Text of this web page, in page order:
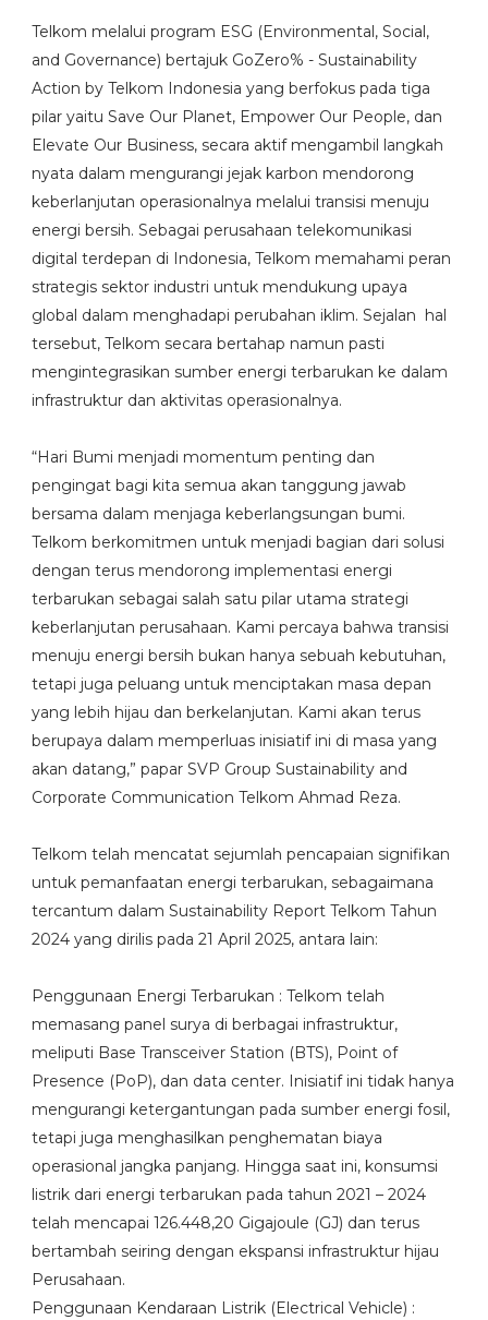
Telkom melalui program ESG (Environmental, Social,
and Governance) bertajuk GoZero% - Sustainability
Action by Telkom Indonesia yang berfokus pada tiga
pilar yaitu Save Our Planet, Empower Our People, dan
Elevate Our Business, secara aktif mengambil langkah
nyata dalam mengurangi jejak karbon mendorong
keberlanjutan operasionalnya melalui transisi menuju
energi bersih. Sebagai perusahaan telekomunikasi
digital terdepan di Indonesia, Telkom memahami peran
strategis sektor industri untuk mendukung upaya
global dalam menghadapi perubahan iklim. Sejalan hal
tersebut, Telkom secara bertahap namun pasti
mengintegrasikan sumber energi terbarukan ke dalam
infrastruktur dan aktivitas operasionalnya.
“Hari Bumi menjadi momentum penting dan
pengingat bagi kita semua akan tanggung jawab
bersama dalam menjaga keberlangsungan bumi.
Telkom berkomitmen untuk menjadi bagian dari solusi
dengan terus mendorong implementasi energi
terbarukan sebagai salah satu pilar utama strategi
keberlanjutan perusahaan. Kami percaya bahwa transisi
menuju energi bersih bukan hanya sebuah kebutuhan,
tetapi juga peluang untuk menciptakan masa depan
yang lebih hijau dan berkelanjutan. Kami akan terus
berupaya dalam memperluas inisiatif ini di masa yang
akan datang,” papar SVP Group Sustainability and
Corporate Communication Telkom Ahmad Reza.
Telkom telah mencatat sejumlah pencapaian signifikan
untuk pemanfaatan energi terbarukan, sebagaimana
tercantum dalam Sustainability Report Telkom Tahun
2024 yang dirilis pada 21 April 2025, antara lain:
Penggunaan Energi Terbarukan : Telkom telah
memasang panel surya di berbagai infrastruktur,
meliputi Base Transceiver Station (BTS), Point of
Presence (PoP), dan data center. Inisiatif ini tidak hanya
mengurangi ketergantungan pada sumber energi fosil,
tetapi juga menghasilkan penghematan biaya
operasional jangka panjang. Hingga saat ini, konsumsi
listrik dari energi terbarukan pada tahun 2021 – 2024
telah mencapai 126.448,20 Gigajoule (GJ) dan terus
bertambah seiring dengan ekspansi infrastruktur hijau
Perusahaan.
Penggunaan Kendaraan Listrik (Electrical Vehicle) :